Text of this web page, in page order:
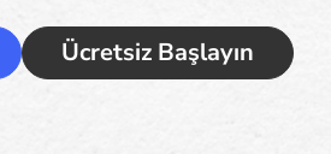
Ücretsiz Başlayın